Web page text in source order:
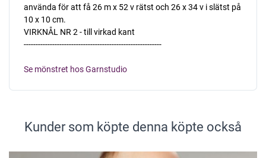
använda för att få 26 m x 52 v rätst och 26 x 34 v i slätst på
10 x 10 cm.
VIRKNÅL NR 2 - till virkad kant
----------------------------------------------------------
Se mönstret hos Garnstudio
Kunder som köpte denna köpte också